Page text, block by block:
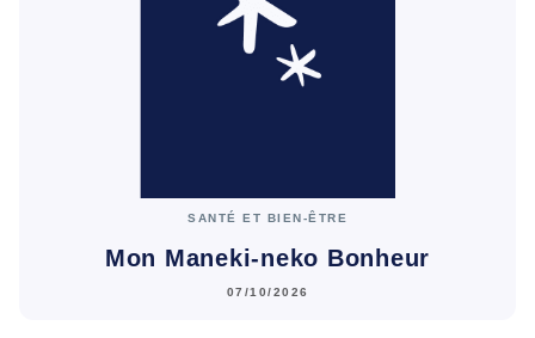
SANTÉ ET BIEN-ÊTRE
Mon Maneki-neko Bonheur
07/10/2026